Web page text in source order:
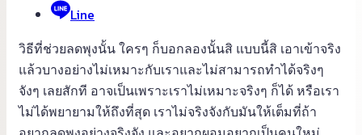
Line
วิธีที่ช่วยลดพุงนั้น ใครๆ ก็บอกลองนั้นสิ แบบนี้สิ เอาเข้าจริง
แล้วบางอย่างไม่เหมาะกับเราและไม่สามารถทำได้จริงๆ
จังๆ เลยสักที อาจเป็นเพราะเราไม่เหมาะจริงๆ ก็ได้ หรือเรา
ไม่ได้พยายามให้ถึงที่สุด เราไม่จริงจังกับมันให้เต็มที่ถ้า